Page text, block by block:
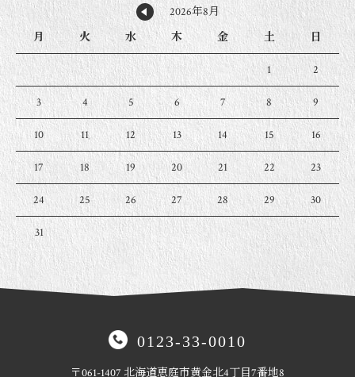
2026年8月
月
火 水 木 金 土 日
1 2
3 4 5 6 7 8 9
10 11 12 13 14 15 16
17 18 19 20 21 22 23
24 25 26 27 28 29 30
31
0123-33-0010
〒061-1407 北海道恵庭市黄金北4丁目7番地8